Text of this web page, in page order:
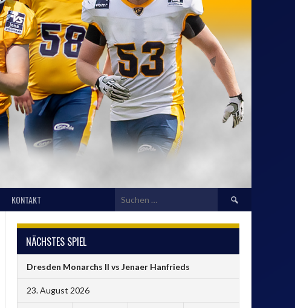
KONTAKT
Suchen
nach:
NÄCHSTES SPIEL
Dresden Monarchs II vs Jenaer Hanfrieds
23. August 2026